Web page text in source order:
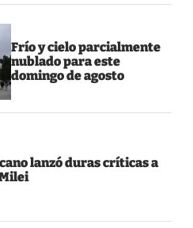
Frío y cielo parcialmente
nublado para este
domingo de agosto
lanzó duras críticas a